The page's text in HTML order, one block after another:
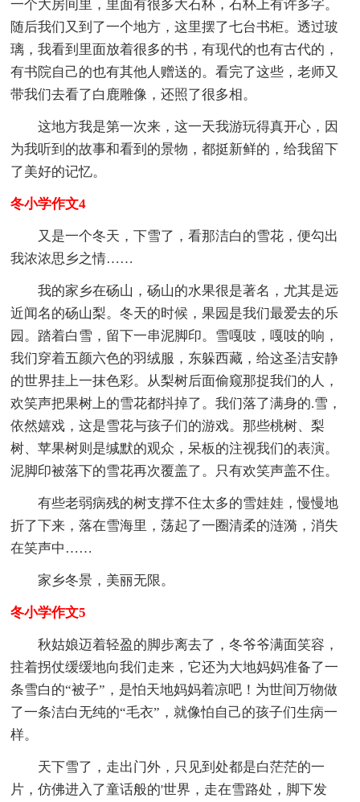
一个大房间里，里面有很多大石杯，石杯上有许多字。
随后我们又到了一个地方，这里摆了七台书柜。透过玻
璃，我看到里面放着很多的书，有现代的也有古代的，
有书院自己的也有其他人赠送的。看完了这些，老师又
带我们去看了白鹿雕像，还照了很多相。
这地方我是第一次来，这一天我游玩得真开心，因
为我听到的故事和看到的景物，都挺新鲜的，给我留下
了美好的记忆。
冬小学作文4
又是一个冬天，下雪了，看那洁白的雪花，便勾出
我浓浓思乡之情……
我的家乡在砀山，砀山的水果很是著名，尤其是远
近闻名的砀山梨。冬天的时候，果园是我们最爱去的乐
园。踏着白雪，留下一串泥脚印。雪嘎吱，嘎吱的响，
我们穿着五颜六色的羽绒服，东躲西藏，给这圣洁安静
的世界挂上一抹色彩。从梨树后面偷窥那捉我们的人，
欢笑声把果树上的雪花都抖掉了。我们落了满身的.雪，
依然嬉戏，这是雪花与孩子们的游戏。那些桃树、梨
树、苹果树则是缄默的观众，呆板的注视我们的表演。
泥脚印被落下的雪花再次覆盖了。只有欢笑声盖不住。
有些老弱病残的树支撑不住太多的雪娃娃，慢慢地
折了下来，落在雪海里，荡起了一圈清柔的涟漪，消失
在笑声中……
家乡冬景，美丽无限。
冬小学作文5
秋姑娘迈着轻盈的脚步离去了，冬爷爷满面笑容，
拄着拐仗缓缓地向我们走来，它还为大地妈妈准备了一
条雪白的“被子”，是怕天地妈妈着凉吧！为世间万物做
了一条洁白无纯的“毛衣”，就像怕自己的孩子们生病一
样。
天下雪了，走出门外，只见到处都是白茫茫的一
片，仿佛进入了童话般的'世界，走在雪路处，脚下发